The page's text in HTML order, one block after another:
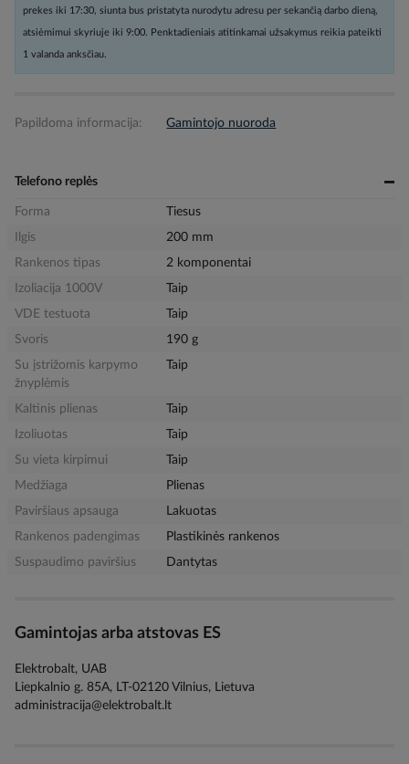
prekes iki 17:30, siunta bus pristatyta nurodytu adresu per sekančią darbo dieną,
atsiėmimui skyriuje iki 9:00. Penktadieniais atitinkamai užsakymus reikia pateikti
1 valanda anksčiau.
Papildoma informacija: Gamintojo nuoroda
Telefono replės
Forma
Tiesus
Ilgis
200 mm
Rankenos tipas
2 komponentai
Izoliacija 1000V
Taip
VDE testuota
Taip
Svoris
190 g
Su įstrižomis karpymo
žnyplėmis
Taip
Kaltinis plienas
Taip
Izoliuotas
Taip
Su vieta kirpimui
Taip
Medžiaga
Plienas
Paviršiaus apsauga
Lakuotas
Rankenos padengimas
Plastikinės rankenos
Suspaudimo paviršius
Dantytas
Gamintojas arba atstovas ES
Elektrobalt, UAB
Liepkalnio g. 85A, LT-02120 Vilnius, Lietuva
administracija@elektrobalt.lt